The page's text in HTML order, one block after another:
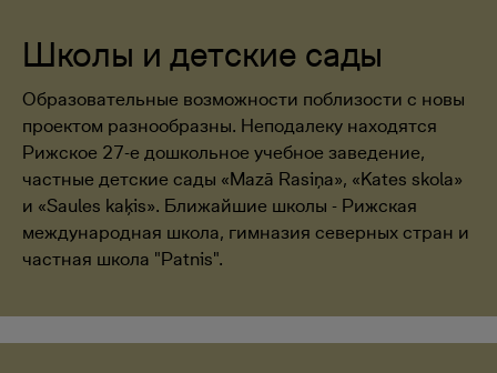
Школы и детские сады
Образовательные возможности поблизости с новы
проектом разнообразны. Неподалеку находятся
Рижское 27-е дошкольное учебное заведение,
частные детские сады «Mazā Rasiņa», «Kates skola»
и «Saules kaķis». Ближайшие школы - Рижская
международная школа, гимназия северных стран и
частная школа "Patnis".